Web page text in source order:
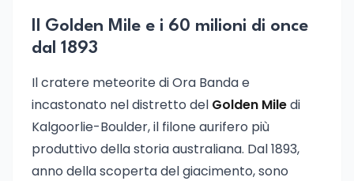
Il Golden Mile e i 60 milioni di once
dal 1893
Il cratere meteorite di Ora Banda e
incastonato nel distretto del Golden Miledi
Kalgoorlie-Boulder, il filone aurifero più
produttivo della storia australiana. Dal 1893,
anno della scoperta del giacimento, sono